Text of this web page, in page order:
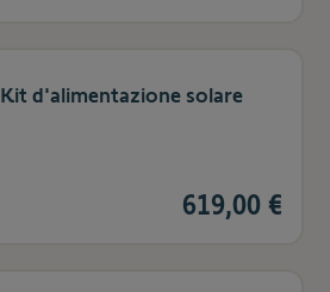
Kit d'alimentazione solare
619,00 €